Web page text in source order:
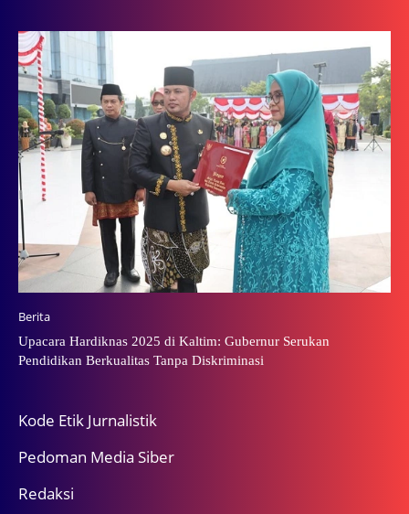
Berita
Upacara Hardiknas 2025 di Kaltim: Gubernur Serukan
Pendidikan Berkualitas Tanpa Diskriminasi
Kode Etik Jurnalistik
Pedoman Media Siber
Redaksi